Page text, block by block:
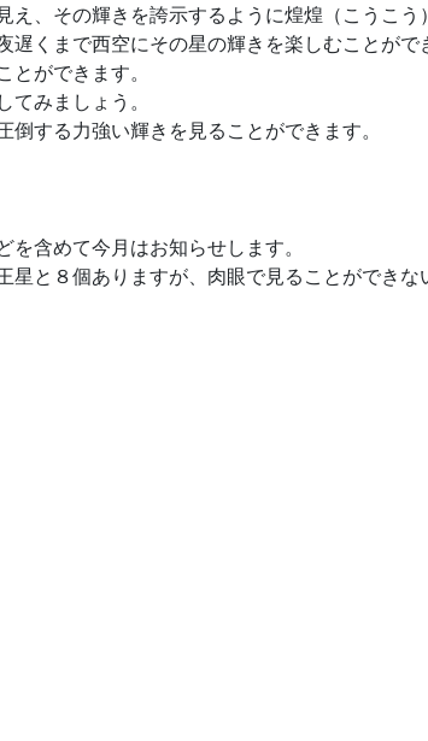
、その輝きを誇示するように煌煌（こうこう
くまで西空にその星の輝きを楽しむことがで
ができます。
みましょう。
する力強い輝きを見ることができます。
含めて今月はお知らせします。
と８個ありますが、肉眼で見ることができな